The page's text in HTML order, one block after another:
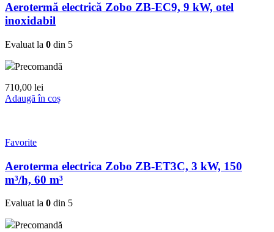
Aerotermă electrică Zobo ZB-EC9, 9 kW, otel
inoxidabil
Evaluat la 0 din 5
Precomandă
710,00 lei
Adaugă în coș
Favorite
Aeroterma electrica Zobo ZB-ET3C, 3 kW, 150
m³/h, 60 m³
Evaluat la 0 din 5
Precomandă